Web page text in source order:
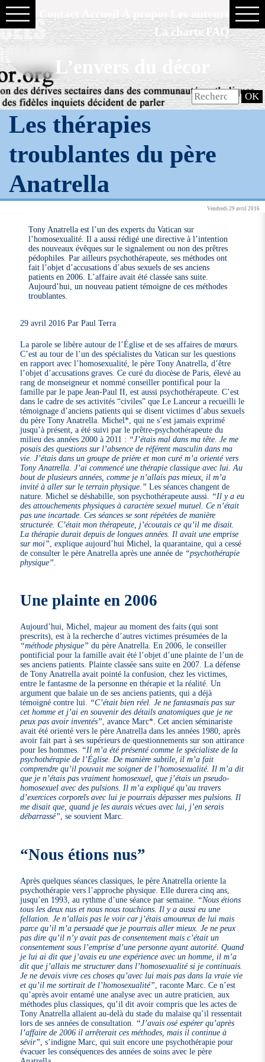
La charte FAQ
L’envers du décor
Les thérapies
troublantes du père
Anatrella
Vendredi 29 avril 2016
Tony Anatrella est l’un des experts du Vatican sur
l’homosexualité. Il a aussi rédigé une directive à l’intention
des nouveaux évêques sur le signalement ou non des prêtres
pédophiles. Par ailleurs psychothérapeute, ses méthodes ont
fait l’objet d’accusations d’abus sexuels de ses anciens
patients en 2006. L’affaire avait été classée sans suite.
Aujourd’hui, un nouveau patient témoigne de ces méthodes
troublantes.
29 avril 2016 Par Paul Terra
La parole se libère autour de l’Église et de ses affaires de mœurs.
C’est au tour de l’un des spécialistes du Vatican sur les questions
en rapport avec l’homosexualité, le père Tony Anatrella, d’être
l’objet d’accusations graves. Ce curé du diocèse de Paris, élevé au
rang de monseigneur et nommé conseiller pontifical pour la
famille par le pape Jean-Paul II, est aussi psychothérapeute. C’est
dans le cadre de ses activités “civiles” que Le Lanceur a recueilli le
témoignage d’anciens patients qui se disent victimes d’abus sexuels
du père Tony Anatrella. Michel*, qui ne s’est jamais exprimé
jusqu’à présent, a été suivi par le prêtre-psychothérapeute du
milieu des années 2000 à 2011 : “J’étais mal dans ma tête. Je me
posais des questions sur l’absence de référent masculin dans ma
vie. J’étais dans un groupe de prière et mon curé m’a orienté vers
Tony Anatrella. J’ai commencé une thérapie classique avec lui. Au
bout de plusieurs années, comme je n’allais pas mieux, il m’a
invité à aller sur le terrain physique.” Les séances changent de
nature. Michel se déshabille, son psychothérapeute aussi.
“Il y a eu
des attouchements physiques à caractère sexuel mutuel. Ce n’était
pas une incartade. Ces séances se sont répétées de manière
structurée. C’était mon thérapeute, j’écoutais ce qu’il me disait.
La thérapie durait depuis de longues années. Il avait une emprise
sur moi” , explique aujourd’hui Michel, la quarantaine, qui a cessé
de consulter le père Anatrella après une année de “psychothérapie
physique”
Une plainte en 2006
Aujourd’hui, Michel, majeur au moment des faits (qui sont
prescrits), est à la recherche d’autres victimes présumées de la
“méthode physique” du père Anatrella. En 2006, le conseiller
pontificial pour la famille avait été l’objet d’une plainte de l’un de
ses anciens patients. Plainte classée sans suite en 2007. La défense
de Tony Anatrella avait pointé la confusion, chez les victimes,
entre le fantasme de la personne en thérapie et la réalité. Un
argument que balaie un de ses anciens patients, qui a déjà
témoigné contre lui. “C’était bien réel. Je ne fantasmais pas sur
cet homme et j’ai en souvenir des détails anatomiques que je ne
peux pas avoir inventés”, avance Marc*. Cet ancien séminariste
avait été orienté vers le père Anatrella dans les années 1980, après
avoir fait part à ses supérieurs de questionnements sur son attirance
pour les hommes. “Il m’a été présenté comme le spécialiste de la
psychothérapie de l’Église. De manière subtile, il m’a fait
comprendre qu’il pouvait me soigner de l’homosexualité. Il m’a dit
que je n’étais pas vraiment homosexuel, que j’étais un pseudo-
homosexuel avec des pulsions. Il m’a expliqué qu’au travers
d’exercices corporels avec lui je pourrais dépasser mes pulsions. Il
me disait que, quand je les aurais vécues avec lui, j’en serais
débarrassé”, se souvient Marc.
“Nous étions nus”
Après quelques séances classiques, le père Anatrella oriente la
psychothérapie vers l’approche physique. Elle durera cinq ans,
jusqu’en 1993, au rythme d’une séance par semaine. “Nous étions
tous les deux nus et nous nous touchions. Il y a aussi eu une
fellation. Je n’allais pas le voir car j’étais amoureux de lui mais
parce qu’il m’a persuadé que je pourrais aller mieux. Je ne peux
pas dire qu’il n’y avait pas de consentement mais c’était un
consentement sous l’emprise d’une personne ayant autorité. Quand
je lui ai dit que j’avais eu une expérience avec un homme, il m’a
dit que j’allais me structurer dans l’homosexualité si je continuais.
Je ne devais vivre ces choses qu’avec lui mais pas dans la vraie vie
et qu’il me sortirait de l’homosexualité”, raconte Marc. Ce n’est
qu’après avoir entamé une analyse avec un autre praticien, aux
méthodes plus classiques, qu’il dit avoir compris que les actes de
Tony Anatrella allaient au-delà du stade du malaise qu’il ressentait
lors de ses années de consultation. “J’avais osé espérer qu’après
l’affaire de 2006 il arrêterait ces méthodes, mais il continue à
sévir”, s’indigne Marc, qui suit encore une psychothérapie pour
évacuer les conséquences des années de soins avec le père